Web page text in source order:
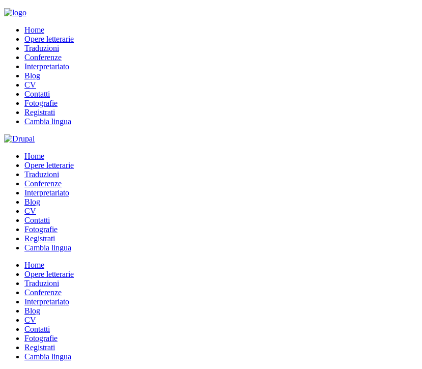
Home
Opere letterarie
Traduzioni
Conferenze
Interpretariato
Blog
CV
Contatti
Fotografie
Registrati
Cambia lingua
Home
Opere letterarie
Traduzioni
Conferenze
Interpretariato
Blog
CV
Contatti
Fotografie
Registrati
Cambia lingua
Home
Opere letterarie
Traduzioni
Conferenze
Interpretariato
Blog
CV
Contatti
Fotografie
Registrati
Cambia lingua